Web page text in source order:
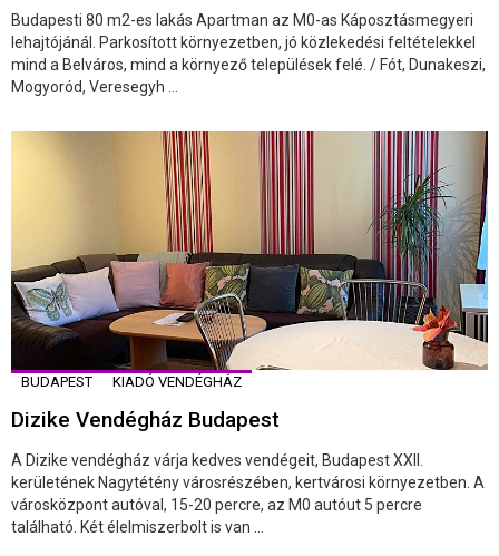
Budapesti 80 m2-es lakás Apartman az M0-as Káposztásmegyeri
lehajtójánál. Parkosított környezetben, jó közlekedési feltételekkel
mind a Belváros, mind a környező települések felé. / Fót, Dunakeszi,
Mogyoród, Veresegyh ...
BUDAPEST KIADÓ VENDÉGHÁZ
Dizike Vendégház Budapest
A Dizike vendégház várja kedves vendégeit, Budapest XXII.
kerületének Nagytétény városrészében, kertvárosi környezetben. A
városközpont autóval, 15-20 percre, az M0 autóut 5 percre
található. Két élelmiszerbolt is van ...